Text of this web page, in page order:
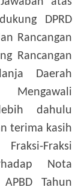
DPRD
Rancangan
Rancangan
Daerah
Mengawali
dahulu
terima kasih
Fraksi
Nota
Tahun